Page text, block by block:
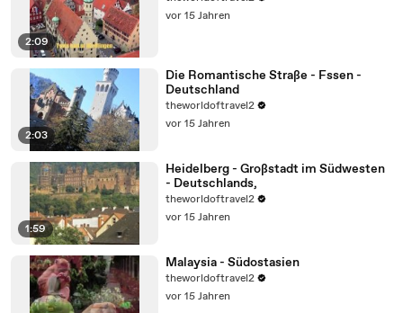
2:09
vor 15 Jahren
2:03
Die Romantische Straße - Fssen -
Deutschland
theworldoftravel2
vor 15 Jahren
1:59
Heidelberg - Großstadt im Südwesten
- Deutschlands,
theworldoftravel2
vor 15 Jahren
Malaysia - Südostasien
theworldoftravel2
vor 15 Jahren